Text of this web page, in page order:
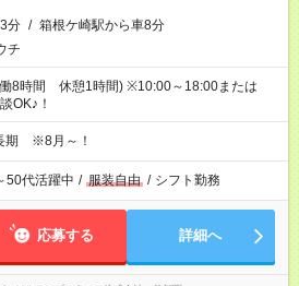
分 / 箱根ケ崎駅から車8分
チ
8時間 休憩1時間) ※10:00～18:00または
OK♪！
期 ※8月～！
50代活躍中 / 服装自由 / シフト勤務
応募する 詳細へ